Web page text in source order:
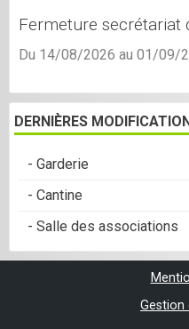
Fermeture secrétariat
Du 14/08/2026 au 01/09/
DERNIÈRES
- Garderie
- Cantine
- Salle des associations
Gestion